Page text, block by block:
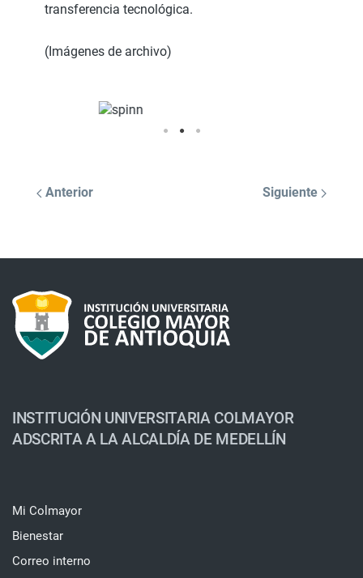
transferencia tecnológica.
(Imágenes de archivo)
Anterior Siguiente
INSTITUCIÓN UNIVERSITARIA COLMAYOR
ADSCRITA A LA ALCALDÍA DE MEDELLÍN
Mi Colmayor
Bienestar
Correo interno